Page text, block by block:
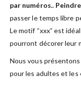
par numéros..
passer le temps libre
Le motif “xxx” est
pourront décorer leur
Nous vous présentons
pour les adultes et les